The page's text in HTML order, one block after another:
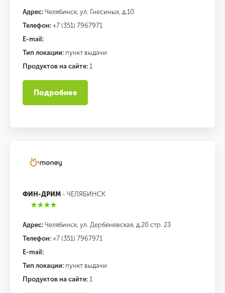
Адрес: Челябинск, ул. Гнесиных, д.10
Телефон: +7 (351) 7967971
E-mail:
Тип локации: пункт выдачи
Продуктов на сайте: 1
Подробнее
ФИН-ДРИМ - ЧЕЛЯБИНСК
Адрес: Челябинск, ул. Дербеневская, д.20 стр. 23
Телефон: +7 (351) 7967971
E-mail:
Тип локации: пункт выдачи
Продуктов на сайте: 1